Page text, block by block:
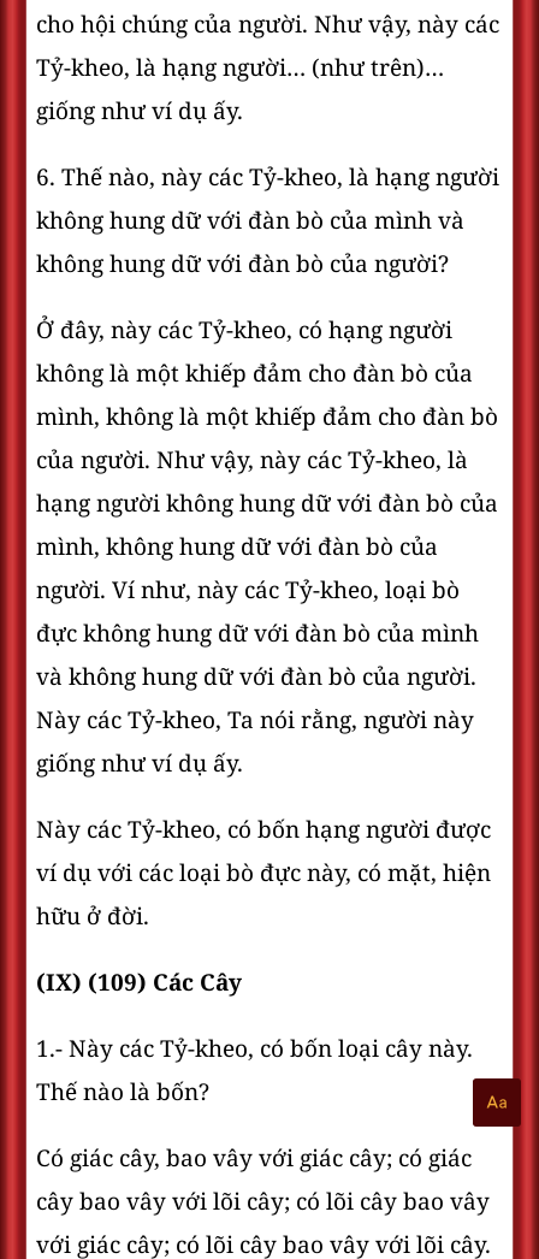
cho hội chúng của người. Như vậy, này các
Tỷ-kheo, là hạng người… (như trên)…
giống như ví dụ ấy.
6. Thế nào, này các Tỷ-kheo, là hạng người
không hung dữ với đàn bò của mình và
không hung dữ với đàn bò của người?
Ở đây, này các Tỷ-kheo, có hạng người
không là một khiếp đảm cho đàn bò của
mình, không là một khiếp đảm cho đàn bò
của người. Như vậy, này các Tỷ-kheo, là
hạng người không hung dữ với đàn bò của
mình, không hung dữ với đàn bò của
người. Ví như, này các Tỷ-kheo, loại bò
đực không hung dữ với đàn bò của mình
và không hung dữ với đàn bò của người.
Này các Tỷ-kheo, Ta nói rằng, người này
giống như ví dụ ấy.
Này các Tỷ-kheo, có bốn hạng người được
ví dụ với các loại bò đực này, có mặt, hiện
hữu ở đời.
(IX) (109) Các Cây
1.- Này các Tỷ-kheo, có bốn loại cây này.
Thế nào là bốn?
Có giác cây, bao vây với giác cây; có giác
cây bao vây với lõi cây; có lõi cây bao vây
với giác cây; có lõi cây bao vây với lõi cây.